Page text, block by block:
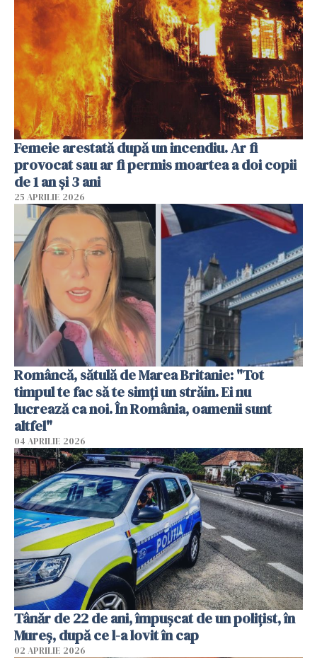
Femeie arestată după un incendiu. Ar fi
provocat sau ar fi permis moartea a doi copii
de 1 an și 3 ani
25 APRILIE 2026
Româncă, sătulă de Marea Britanie: "Tot
timpul te fac să te simți un străin. Ei nu
lucrează ca noi. În România, oamenii sunt
altfel"
04 APRILIE 2026
Tânăr de 22 de ani, împușcat de un polițist, în
Mureș, după ce l-a lovit în cap
02 APRILIE 2026